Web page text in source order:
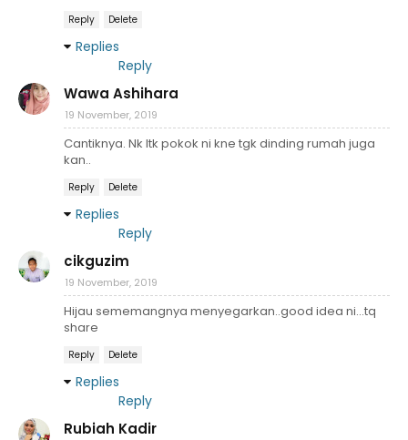
Reply Delete
Replies
Reply
Wawa Ashihara
19 November, 2019
Cantiknya. Nk ltk pokok ni kne tgk dinding rumah juga
kan..
Reply Delete
Replies
Reply
cikguzim
19 November, 2019
Hijau sememangnya menyegarkan..good idea ni...tq
share
Reply Delete
Replies
Reply
Rubiah Kadir